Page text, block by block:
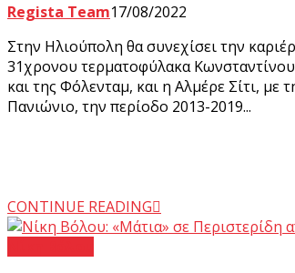
Regista Team17/08/2022
Στην Ηλιούπολη θα συνεχίσει την
31χρονου τερματοφύλακα
και της Φόλενταμ, και η Αλμέρε Σίτι, με
Πανιώνιο, την περίοδο 2013-2019...
CONTINUE READING